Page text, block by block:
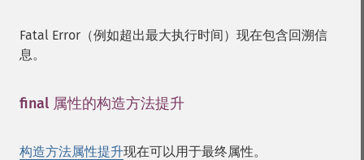
Fatal Error（例如超出最大执行时间）现在包含回溯信
息。
final 属性的构造方法提升
构造方法属性提升现在可以用于最终属性。